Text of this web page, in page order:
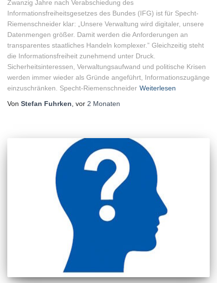
Zwanzig Jahre nach Verabschiedung des
Informationsfreiheitsgesetzes des Bundes (IFG) ist für Specht-
Riemenschneider klar: „Unsere Verwaltung wird digitaler, unsere
Datenmengen größer. Damit werden die Anforderungen an
transparentes staatliches Handeln komplexer.” Gleichzeitig steht
die Informationsfreiheit zunehmend unter Druck.
Sicherheitsinteressen, Verwaltungsaufwand und politische Krisen
werden immer wieder als Gründe angeführt, Informationszugänge
einzuschränken. Specht-Riemenschneider Weiterlesen
Von Stefan Fuhrken , vor 2 Monaten